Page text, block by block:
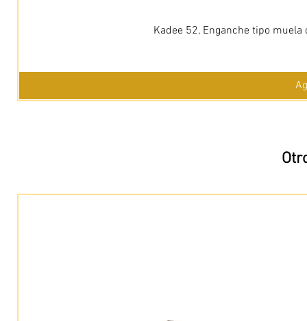
Kadee 52, Enganche tipo